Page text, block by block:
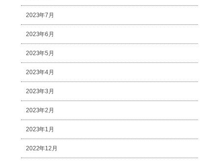
2023年7月
2023年6月
2023年5月
2023年4月
2023年3月
2023年2月
2023年1月
2022年12月